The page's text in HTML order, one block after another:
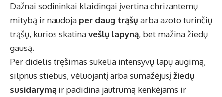
Dažnai sodininkai klaidingai įvertina chrizantemų
mitybą ir naudoja per daug trąšų arba azoto turinčių
trąšų, kurios skatinavešlų lapyną, bet mažina žiedų
gausą.
Per didelis tręšimas sukelia intensyvų lapų augimą,
silpnus stiebus, vėluojantį arba sumažėjusį žiedų
susidarymą ir padidina jautrumą kenkėjams ir